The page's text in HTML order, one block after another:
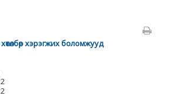
хэрэгжих боломжууд